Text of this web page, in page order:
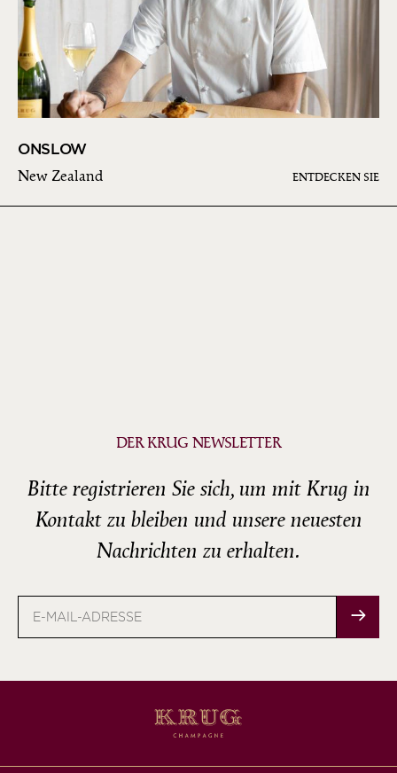
ONSLOW
New Zealand ENTDECKEN SIE
DER KRUG NEWSLETTER
Bitte registrieren Sie sich, um mit Krug in
Kontakt zu bleiben und unsere neuesten
Nachrichten zu erhalten.
Mail-